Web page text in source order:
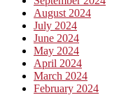
August 2024
July 2024
June 2024
May 2024
April 2024
March 2024
February 2024